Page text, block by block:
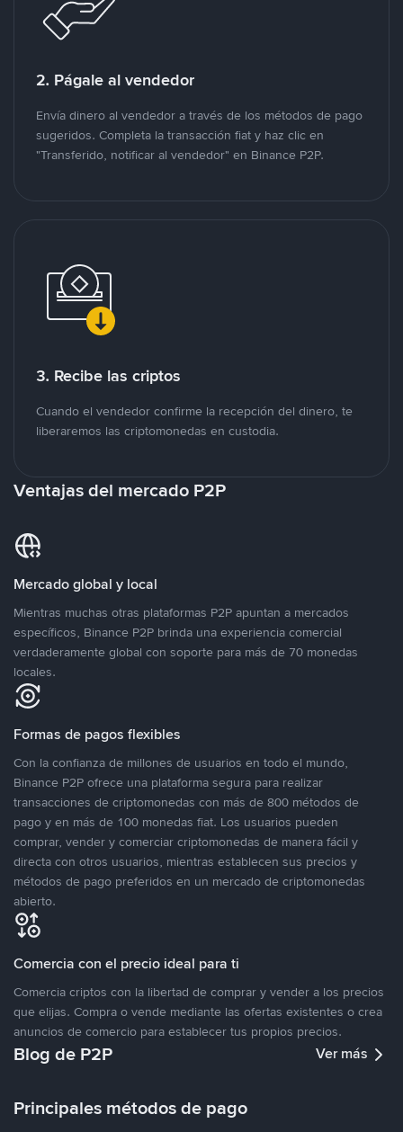
2. Págale al vendedor
Envía dinero al vendedor a través de los métodos de pago
sugeridos. Completa la transacción fiat y haz clic en
"Transferido, notificar al vendedor" en Binance P2P.
3. Recibe las criptos
Cuando el vendedor confirme la recepción del dinero, te
liberaremos las criptomonedas en custodia.
Ventajas del mercado P2P
Mercado global y local
Mientras muchas otras plataformas P2P apuntan a mercados
específicos, Binance P2P brinda una experiencia comercial
verdaderamente global con soporte para más de 70 monedas
locales.
Formas de pagos flexibles
Con la confianza de millones de usuarios en todo el mundo,
Binance P2P ofrece una plataforma segura para realizar
transacciones de criptomonedas con más de 800 métodos de
pago y en más de 100 monedas fiat. Los usuarios pueden
comprar, vender y comerciar criptomonedas de manera fácil y
directa con otros usuarios, mientras establecen sus precios y
métodos de pago preferidos en un mercado de criptomonedas
abierto.
Comercia con el precio ideal para ti
Comercia criptos con la libertad de comprar y vender a los precios
que elijas. Compra o vende mediante las ofertas existentes o crea
anuncios de comercio para establecer tus propios precios.
Blog de P2P Ver más
Principales métodos de pago